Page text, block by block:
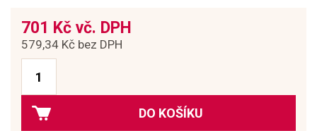
701 Kč vč. DPH
579,34 Kč bez DPH
DO KOŠÍKU